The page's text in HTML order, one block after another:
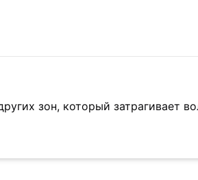
зон, который затрагивает